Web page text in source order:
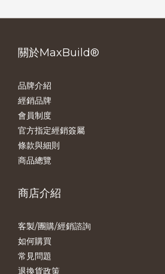
關於MaxBuild®
品牌介紹
經銷品牌
會員制度
官方指定經銷簽屬
條款與細則
商品總覽
商店介紹
客製/團購/經銷諮詢
如何購買
常見問題
退換貨政策